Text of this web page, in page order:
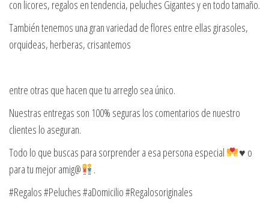
con licores, regalos en tendencia, peluches Gigantes y en todo tamaño.
También tenemos una gran variedad de flores entre ellas girasoles,
orquideas, herberas, crisantemos
entre otras que hacen que tu arreglo sea único.
Nuestras entregas son 100% seguras los comentarios de nuestro
clientes lo aseguran.
Todo lo que buscas para sorprender a esa persona especial
♥️ o
para tu mejor amig@
.
#Regalos #Peluches #aDomicilio #Regalosoriginales